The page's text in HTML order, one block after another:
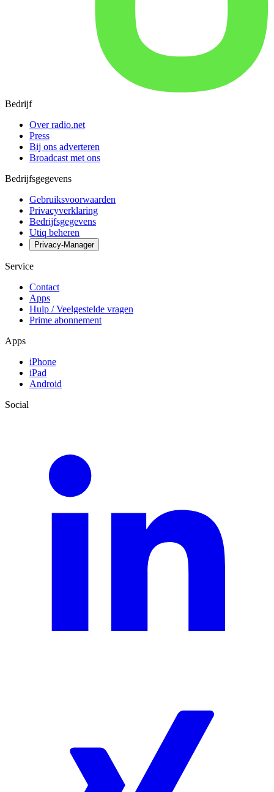
Bedrijf
Over radio.net
Press
Bij ons adverteren
Broadcast met ons
Bedrijfsgegevens
Gebruiksvoorwaarden
Privacyverklaring
Bedrijfsgegevens
Utiq beheren
Privacy-Manager
Service
Contact
Apps
Hulp / Veelgestelde vragen
Prime abonnement
Apps
iPhone
iPad
Android
Social